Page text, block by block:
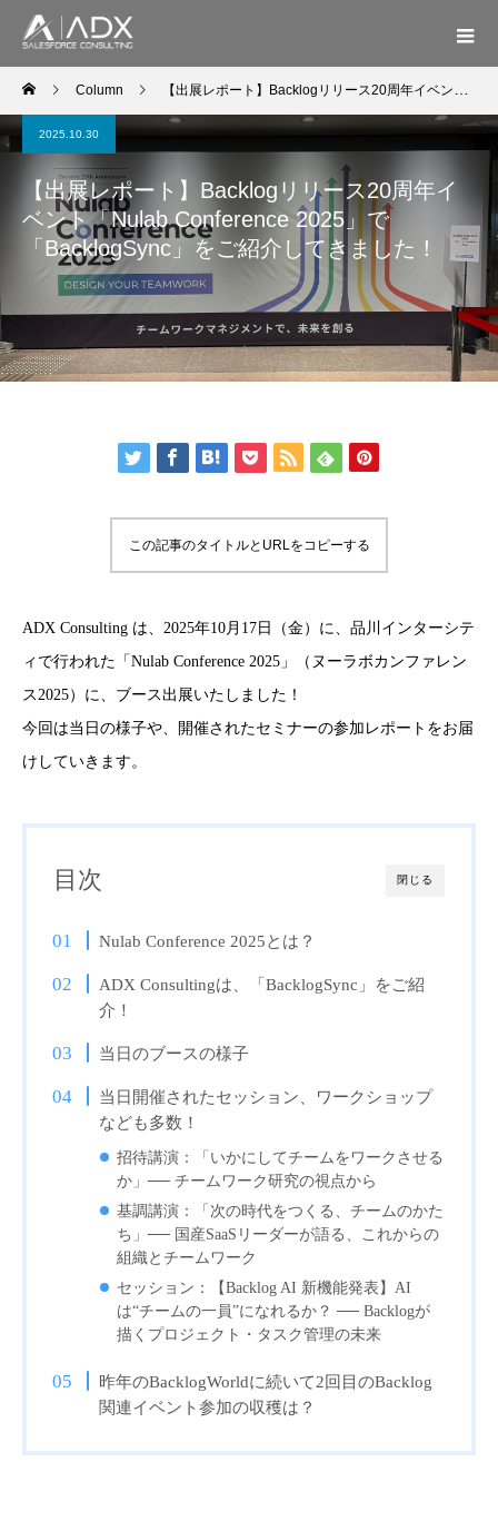
Column 【出展レポート】Backlogリリース20周年イベント「Nulab Conference 2025」で「BacklogSync」をご紹介してきました！
2025.10.30
【出展レポート】Backlogリリース20周年イ
ベント「Nulab Conference 2025」で
「BacklogSync」をご紹介してきました！
この記事のタイトルとURLをコピーする
ADX Consulting は、2025年10月17日（金）に、品川インターシテ
ィで行われた「Nulab Conference 2025」（ヌーラボカンファレン
ス2025）に、ブース出展いたしました！
今回は当日の様子や、開催されたセミナーの参加レポートをお届
けしていきます。
閉じる
目次
Nulab Conference 2025とは？
ADX Consultingは、「BacklogSync」をご紹
介！
当日のブースの様子
当日開催されたセッション、ワークショップ
なども多数！
招待講演：「いかにしてチームをワークさせる
か」── チームワーク研究の視点から
基調講演：「次の時代をつくる、チームのかた
ち」── 国産SaaSリーダーが語る、これからの
組織とチームワーク
セッション：【Backlog AI 新機能発表】AI
は“チームの一員”になれるか？ ── Backlogが
描くプロジェクト・タスク管理の未来
昨年のBacklogWorldに続いて2回目のBacklog
関連イベント参加の収穫は？